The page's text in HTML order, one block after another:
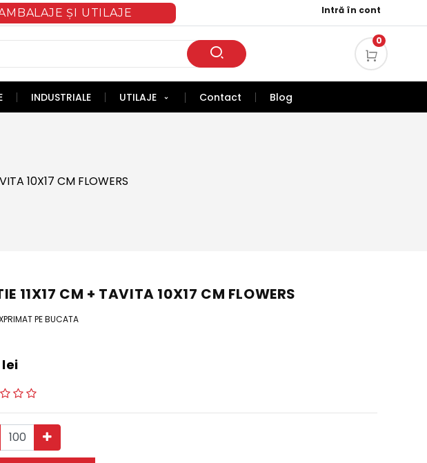
ȘI UTILAJE Intră în cont
0
INDUSTRIALE UTILAJE Contact Blog
10X17 CM FLOWERS
11X17 CM + TAVITA 10X17 CM FLOWERS
PE BUCATA
lei